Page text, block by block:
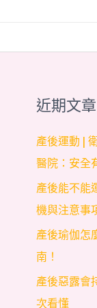
近期文章
產後運動 |
醫院：安全
產後能不能
機與注意事
產後瑜伽怎
南！
產後惡露會
次看懂